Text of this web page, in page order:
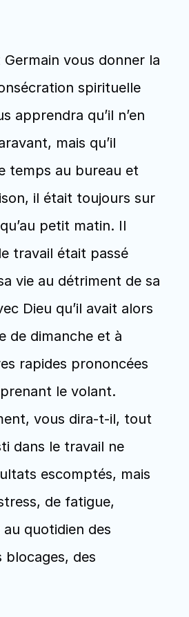
Germain vous donner la
spirituelle
apprendra qu’il n’en
mais qu’il
temps au bureau et
il était toujours sur
petit matin. Il
travail était passé
vie au détriment de sa
Dieu qu’il avait alors
de dimanche et à
rapides prononcées
le volant.
vous dira-t-il, tout
dans le travail ne
escomptés, mais
de fatigue,
au quotidien des
blocages, des